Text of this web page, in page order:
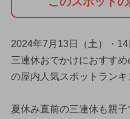
2024年7月13日（土）・
三連休おでかけにおすす
の屋内人気スポットランキ
夏休み直前の三連休も親